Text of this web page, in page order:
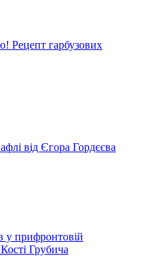
Рецепт гарбузових
від Єгора Гордєєва
у прифронтовій
Грубича